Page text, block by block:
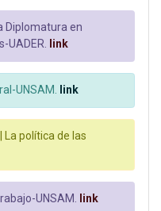
Diplomatura en
UADER.
link
UNSAM. link
La política de las
UNSAM. link